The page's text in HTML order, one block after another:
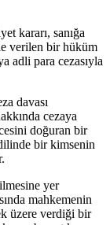
kararı, sanığa
verilen bir hüküm
adli para cezasıyla
davası
cezaya
doğuran bir
bir kimsenin
yer
mahkemenin
üzere verdiği bir